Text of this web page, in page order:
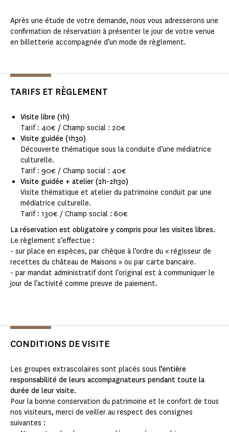
Après une étude de votre demande, nous vous adresserons une
confirmation de réservation à présenter le jour de votre venue
en billetterie accompagnée d’un mode de règlement.
TARIFS ET RÈGLEMENT
Visite libre (1h)
Tarif : 40€ / Champ social : 20€
Visite guidée (1h30)
Découverte thématique sous la conduite d’une médiatrice
culturelle.
Tarif : 90€ / Champ social : 40€
Visite guidée + atelier (2h-2h30)
Visite thématique et atelier du patrimoine conduit par une
médiatrice culturelle.
Tarif : 130€ / Champ social : 60€
La réservation est obligatoire y compris pour les visites libres.
Le règlement s’effectue :
- sur place en espèces, par chèque à l’ordre du « régisseur de
recettes du château de Maisons » ou par carte bancaire.
- par mandat administratif dont l’original est à communiquer le
jour de l’activité comme preuve de paiement.
CONDITIONS DE VISITE
Les groupes extrascolaires sont placés sous l’entière
responsabilité de leurs accompagnateurs pendant toute la
durée de leur visite.
Pour la bonne conservation du patrimoine et le confort de tous
nos visiteurs, merci de veiller au respect des consignes
suivantes :